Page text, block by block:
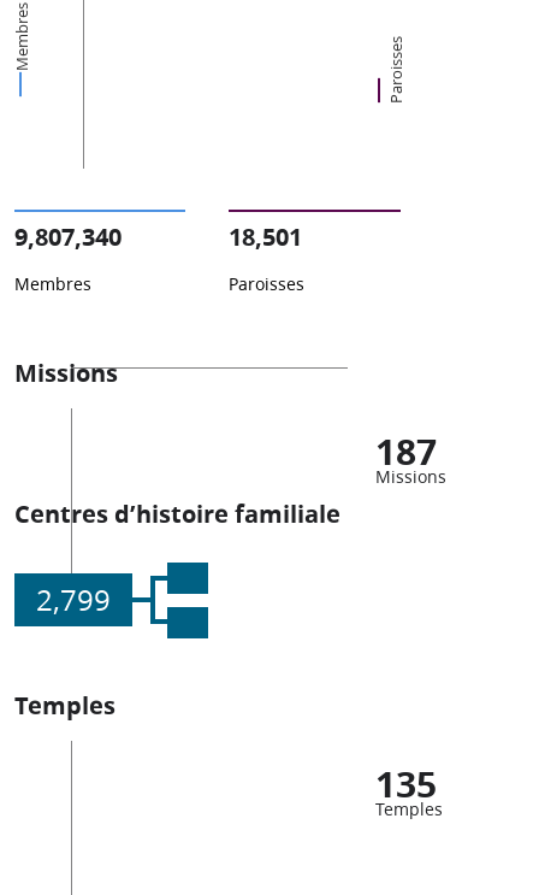
Membres Paroisses
9,807,340
Membres
18,501
Paroisses
Missions
187
Missions
Centres d’histoire familiale
2,799
Temples
135
Temples